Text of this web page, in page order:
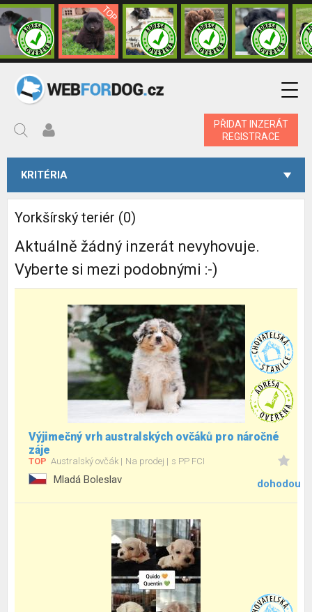
PŘIDAT INZERÁT
REGISTRACE
KRITÉRIA
Yorkšírský teriér (0)
Aktuálně žádný inzerát nevyhovuje.
Vyberte si mezi podobnými :-)
Výjimečný vrh australských ovčáků pro náročné
záje
TOP Australský ovčák Na prodej s PP FCI
Mladá Boleslav dohodou